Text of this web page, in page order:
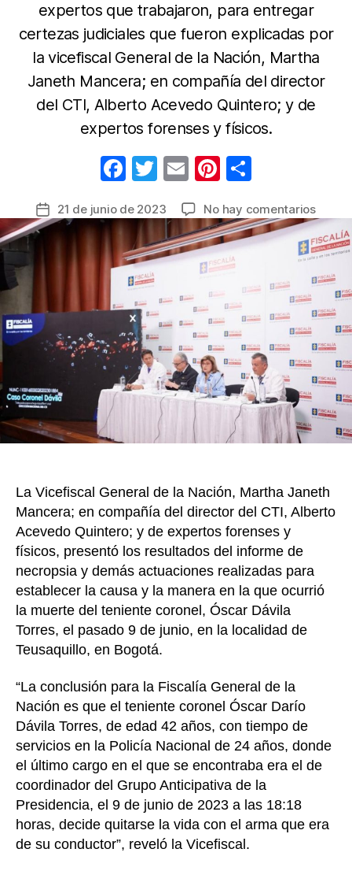
expertos que trabajaron, para entregar
certezas judiciales que fueron explicadas por
la vicefiscal General de la Nación, Martha
Janeth Mancera; en compañía del director
del CTI, Alberto Acevedo Quintero; y de
expertos forenses y físicos.
F
c
e
b
o
o
k
T
itt
er
E
ail
Pi
er
e
st
m
p
tir
Fecha
de
entrada
21 de junio de 2023 No hay comentariosen
C
o
r
o
e
Ó
c
r
a
u
n
o
l
La Vicefiscal General de la Nación, Martha Janeth
Mancera; en compañía del director del CTI, Alberto
Acevedo Quintero; y de expertos forenses y
físicos, presentó los resultados del informe de
necropsia y demás actuaciones realizadas para
establecer la causa y la manera en la que ocurrió
la muerte del teniente coronel, Óscar Dávila
Torres, el pasado 9 de junio, en la localidad de
Teusaquillo, en Bogotá.
“La conclusión para la Fiscalía General de la
Nación es que el teniente coronel Óscar Darío
Dávila Torres, de edad 42 años, con tiempo de
servicios en la Policía Nacional de 24 años, donde
el último cargo en el que se encontraba era el de
coordinador del Grupo Anticipativa de la
Presidencia, el 9 de junio de 2023 a las 18:18
horas, decide quitarse la vida con el arma que era
de su conductor”, reveló la Vicefiscal.